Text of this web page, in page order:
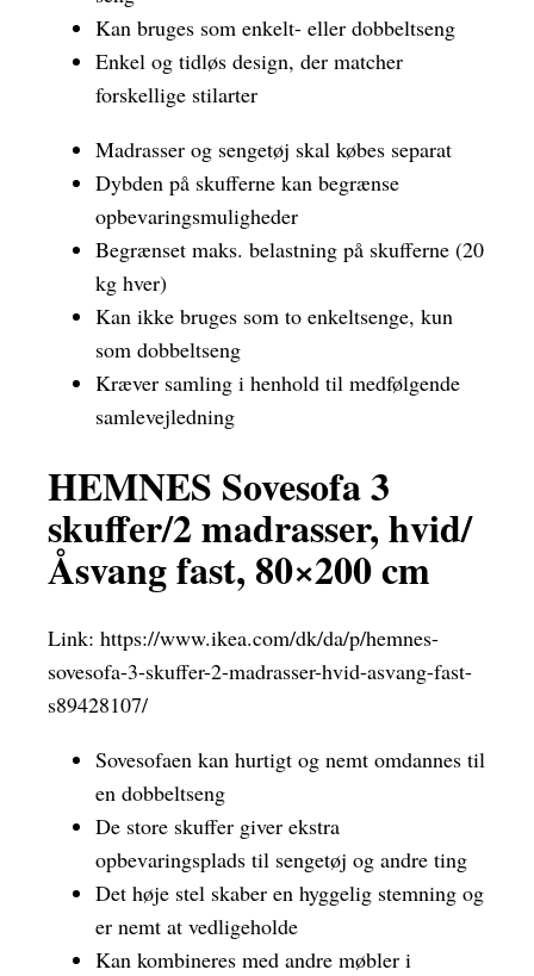
Kan bruges som enkelt- eller dobbeltseng
Enkel og tidløs design, der matcher
forskellige stilarter
Madrasser og sengetøj skal købes separat
Dybden på skufferne kan begrænse
opbevaringsmuligheder
Begrænset maks. belastning på skufferne (20
kg hver)
Kan ikke bruges som to enkeltsenge, kun
som dobbeltseng
Kræver samling i henhold til medfølgende
samlevejledning
HEMNES Sovesofa 3
skuffer/2 madrasser, hvid/
Åsvang fast, 80×200 cm
Link: https://www.ikea.com/dk/da/p/hemnes-
sovesofa-3-skuffer-2-madrasser-hvid-asvang-fast-
s89428107/
Sovesofaen kan hurtigt og nemt omdannes til
en dobbeltseng
De store skuffer giver ekstra
opbevaringsplads til sengetøj og andre ting
Det høje stel skaber en hyggelig stemning og
er nemt at vedligeholde
Kan kombineres med andre møbler i